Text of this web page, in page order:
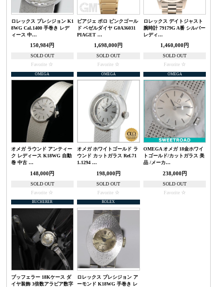
ロレックス プレシジョン K1
8WG Cal.1400 手巻き レデ
ィース 中…
150,984円
SOLD OUT
Favorite
ピアジェ ポロ ピンクゴール
ド ベゼルダイヤ G0A36031
PIAGET …
1,698,000円
SOLD OUT
Favorite
ロレックス デイトジャスト
腕時計 79179G A番 シルバー
レディ…
1,460,000円
SOLD OUT
Favorite
OMEGA
オメガ ラウンド アンティー
ク レディース K18WG 自動
巻 中古 …
148,000円
SOLD OUT
Favorite
OMEGA
オメガ ホワイトゴールド ラ
ウンド カットガラス Ref.71
1.1294 …
198,000円
SOLD OUT
Favorite
OMEGA
OMEGA オメガ 18金ホワイ
トゴールド/カットガラス 美
品 /メーカ…
238,000円
SOLD OUT
Favorite
BUCHERER
ブッフェラー 18Kケース ダ
イヤ装飾 3倍数アラビア数字
ROLEX
ロレックス プレシジョン ア
ーモンド K18WG 手巻き レ